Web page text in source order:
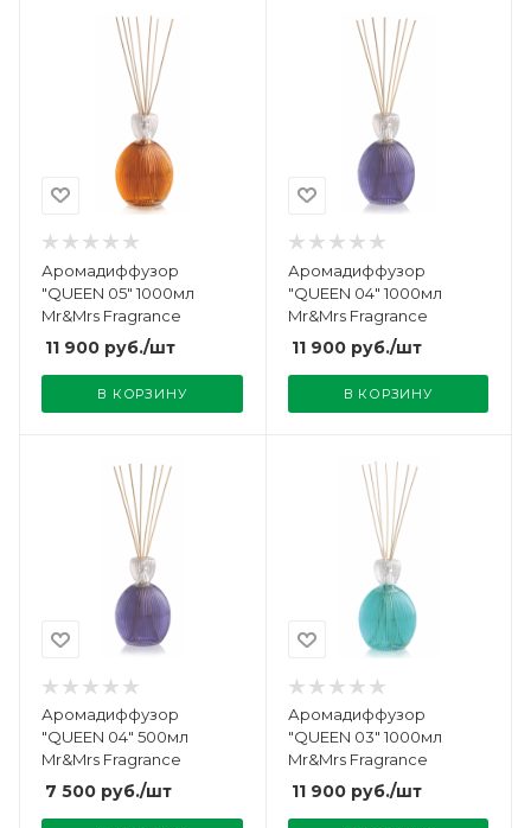
Аромадиффузор
"QUEEN 05" 1000мл
Mr&Mrs Fragrance
11 900 руб./шт
В КОРЗИНУ
Аромадиффузор
"QUEEN 04" 1000мл
Mr&Mrs Fragrance
11 900руб./шт
В КОРЗИНУ
Аромадиффузор
"QUEEN 04" 500мл
Mr&Mrs Fragrance
7 500 руб./шт
Аромадиффузор
"QUEEN 03" 1000мл
Mr&Mrs Fragrance
11 900руб./шт